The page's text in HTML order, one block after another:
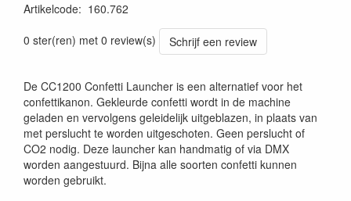
Artikelcode: 160.762
0 ster(ren) met 0 review(s)
Schrijf een review
De CC1200 Confetti Launcher is een alternatief voor het
confettikanon. Gekleurde confetti wordt in de machine
geladen en vervolgens geleidelijk uitgeblazen, in plaats van
met perslucht te worden uitgeschoten. Geen perslucht of
CO2 nodig. Deze launcher kan handmatig of via DMX
worden aangestuurd. Bijna alle soorten confetti kunnen
worden gebruikt.